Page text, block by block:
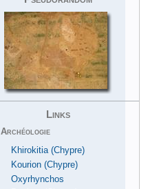
Links
Archéologie
Khirokitia (Chypre)
Kourion (Chypre)
Oxyrhynchos